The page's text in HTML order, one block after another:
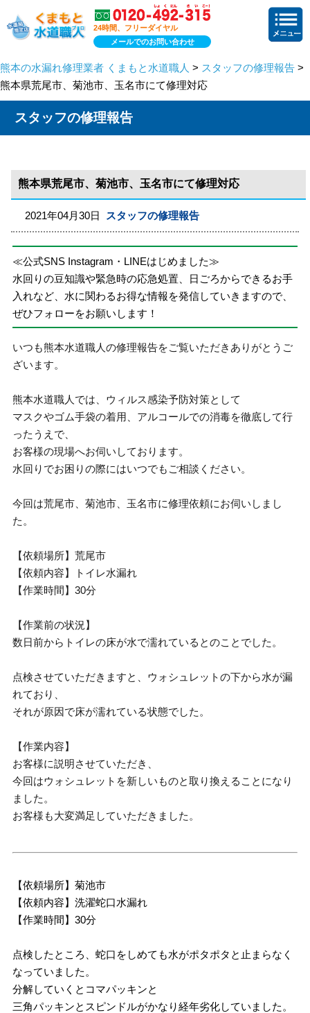
24時間、フリーダイヤル
メールでのお問い合わせ
熊本の水漏れ修理業者 くまもと水道職人 > スタッフの修理報告 >
熊本県荒尾市、菊池市、玉名市にて修理対応
スタッフの修理報告
熊本県荒尾市、菊池市、玉名市にて修理対応
2021年04月30日 スタッフの修理報告
≪公式SNS Instagram・LINEはじめました≫
水回りの豆知識や緊急時の応急処置、日ごろからできるお手
入れなど、水に関わるお得な情報を発信していきますので、
ぜひフォローをお願いします！
いつも熊本水道職人の修理報告をご覧いただきありがとうご
ざいます。
熊本水道職人では、ウィルス感染予防対策として
マスクやゴム手袋の着用、アルコールでの消毒を徹底して行
ったうえで、
お客様の現場へお伺いしております。
水回りでお困りの際にはいつでもご相談ください。
今回は荒尾市、菊池市、玉名市に修理依頼にお伺いしまし
た。
【依頼場所】荒尾市
【依頼内容】トイレ水漏れ
【作業時間】30分
【作業前の状況】
数日前からトイレの床が水で濡れているとのことでした。
点検させていただきますと、ウォシュレットの下から水が漏
れており、
それが原因で床が濡れている状態でした。
【作業内容】
お客様に説明させていただき、
今回はウォシュレットを新しいものと取り換えることになり
ました。
お客様も大変満足していただきました。
【依頼場所】菊池市
【依頼内容】洗濯蛇口水漏れ
【作業時間】30分
点検したところ、蛇口をしめても水がポタポタと止まらなく
なっていました。
分解していくとコマパッキンと
三角パッキンとスピンドルがかなり経年劣化していました。